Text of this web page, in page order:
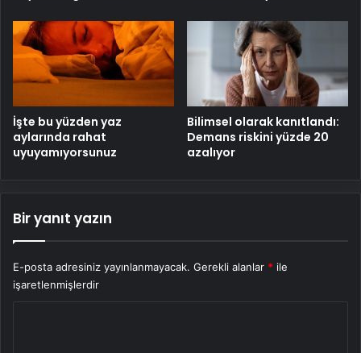
İşte bu yüzden yaz
aylarında rahat
uyuyamıyorsunuz
Bilimsel olarak kanıtlandı:
Demans riskini yüzde 20
azalıyor
Bir yanıt yazın
E-posta adresiniz yayınlanmayacak. Gerekli alanlar * ile
işaretlenmişlerdir